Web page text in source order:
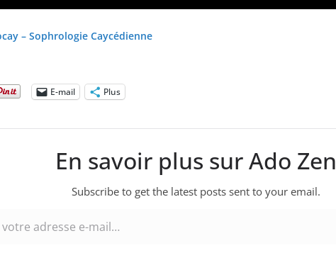
– Sophrologie Caycédienne
E-mail
Plus
En savoir plus sur Ado Zen
Subscribe to get the latest posts sent to your email.